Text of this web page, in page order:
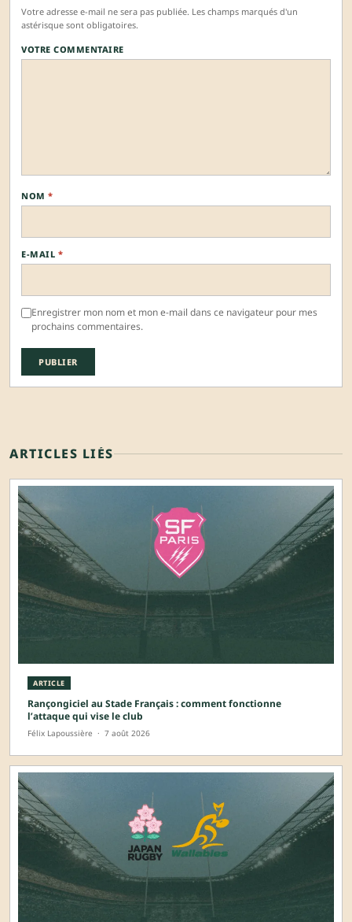
Votre adresse e-mail ne sera pas publiée. Les champs marqués d'un
astérisque sont obligatoires.
VOTRE COMMENTAIRE
NOM *
E-MAIL *
Enregistrer mon nom et mon e-mail dans ce navigateur pour mes
prochains commentaires.
ARTICLES LIÉS
ARTICLE
Rançongiciel au Stade Français : comment fonctionne
l’attaque qui vise le club
Félix Lapoussière · 7 août 2026